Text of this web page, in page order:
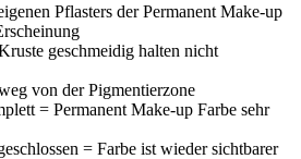
Pflasters der Permanent Make-up
geschmeidig halten nicht
von der Pigmentierzone
= Permanent Make-up Farbe sehr
= Farbe ist wieder sichtbarer